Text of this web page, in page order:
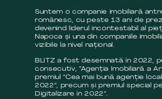
Suntem o companie imobiliară
românesc, cu peste 13 ani de
devenind liderul incontestabil al
Napoca și una din companiile
vizibile la nivel național.
BLITZ a fost desemnată în 2022,
consecutiv, “Agenția Imobiliară a
premiul “Cea mai bună agenție
2022”, precum și premiul special
Digitalizare în 2022”.